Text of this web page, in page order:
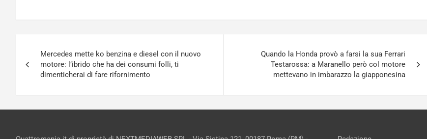
articoli
Mercedes mette ko benzina e diesel con il nuovo
motore: l’ibrido che ha dei consumi folli, ti
dimenticherai di fare rifornimento
Quando la Honda provò a farsi la sua Ferrari
Testarossa: a Maranello però col motore
mettevano in imbarazzo la giapponesina